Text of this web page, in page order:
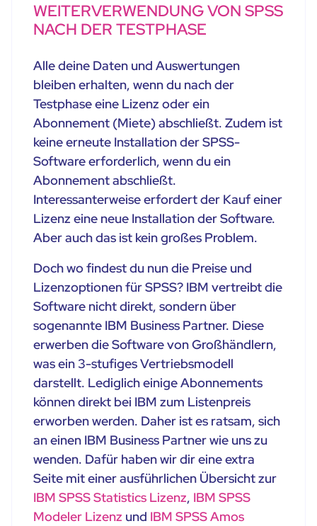
WEITERVERWENDUNG VON SPSS
NACH DER TESTPHASE
Alle deine Daten und Auswertungen
bleiben erhalten, wenn du nach der
Testphase eine Lizenz oder ein
Abonnement (Miete) abschließt. Zudem ist
keine erneute Installation der SPSS-
Software erforderlich, wenn du ein
Abonnement abschließt.
Interessanterweise erfordert der Kauf einer
Lizenz eine neue Installation der Software.
Aber auch das ist kein großes Problem.
Doch wo findest du nun die Preise und
Lizenzoptionen für SPSS? IBM vertreibt die
Software nicht direkt, sondern über
sogenannte IBM Business Partner. Diese
erwerben die Software von Großhändlern,
was ein 3-stufiges Vertriebsmodell
darstellt. Lediglich einige Abonnements
können direkt bei IBM zum Listenpreis
erworben werden. Daher ist es ratsam, sich
an einen IBM Business Partner wie uns zu
wenden. Dafür haben wir dir eine extra
Seite mit einer ausführlichen Übersicht zur
IBM SPSS Statistics Lizenz, IBM SPSS
Modeler Lizenz und IBM SPSS Amos